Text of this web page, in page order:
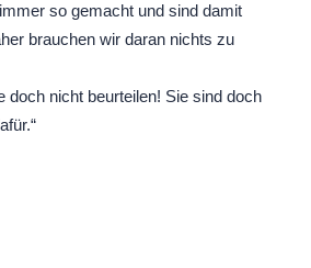
so gemacht und sind damit
brauchen wir daran nichts zu
doch nicht beurteilen! Sie sind doch